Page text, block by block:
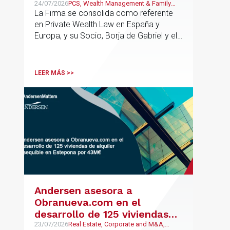
España y Europa
24/07/2026PCS, Wealth Management & Family
Business
La Firma se consolida como referente
en Private Wealth Law en España y
Europa, y su Socio, Borja de Gabriel y el
profesionales clave del sector.
LEER MÁS >>
Andersen asesora a
Obranueva.com en el
desarrollo de 125 viviendas
de alquiler asequible en
23/07/2026Real Estate, Corporate and M&A,